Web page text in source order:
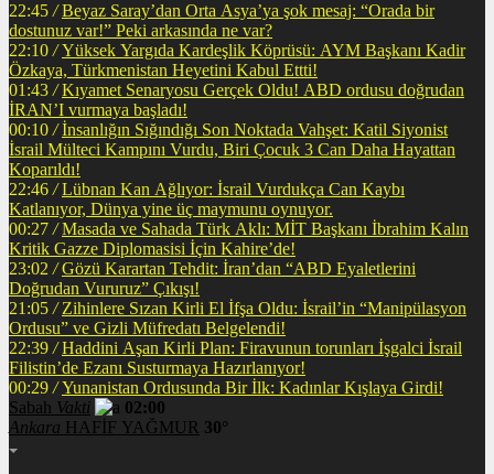
22:45 / Beyaz Saray’dan Orta Asya’ya şok mesaj: “Orada bir
dostunuz var!” Peki arkasında ne var?
22:10 / Yüksek Yargıda Kardeşlik Köprüsü: AYM Başkanı Kadir
Özkaya, Türkmenistan Heyetini Kabul Ettti!
01:43 / Kıyamet Senaryosu Gerçek Oldu! ABD ordusu doğrudan
İRAN’I vurmaya başladı!
00:10 / İnsanlığın Sığındığı Son Noktada Vahşet: Katil Siyonist
İsrail Mülteci Kampını Vurdu, Biri Çocuk 3 Can Daha Hayattan
Koparıldı!
22:46 / Lübnan Kan Ağlıyor: İsrail Vurdukça Can Kaybı
Katlanıyor, Dünya yine üç maymunu oynuyor.
00:27 / Masada ve Sahada Türk Aklı: MİT Başkanı İbrahim Kalın
Kritik Gazze Diplomasisi İçin Kahire’de!
23:02 / Gözü Karartan Tehdit: İran’dan “ABD Eyaletlerini
Doğrudan Vururuz” Çıkışı!
21:05 / Zihinlere Sızan Kirli El İfşa Oldu: İsrail’in “Manipülasyon
Ordusu” ve Gizli Müfredatı Belgelendi!
22:39 / Haddini Aşan Kirli Plan: Firavunun torunları İşgalci İsrail
Filistin’de Ezanı Susturmaya Hazırlanıyor!
00:29 / Yunanistan Ordusunda Bir İlk: Kadınlar Kışlaya Girdi!
Sabah Vakti
02:00
Ankara HAFİF YAĞMUR 30°